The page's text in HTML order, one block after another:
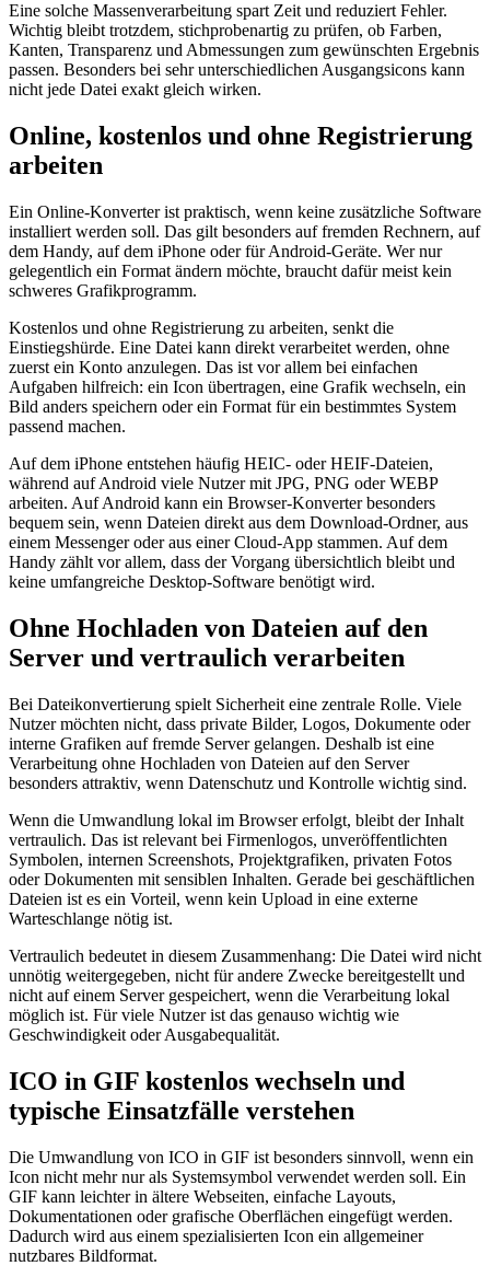
Eine solche Massenverarbeitung spart Zeit und reduziert Fehler.
Wichtig bleibt trotzdem, stichprobenartig zu prüfen, ob Farben,
Kanten, Transparenz und Abmessungen zum gewünschten Ergebnis
passen. Besonders bei sehr unterschiedlichen Ausgangsicons kann
nicht jede Datei exakt gleich wirken.
Online, kostenlos und ohne Registrierung
arbeiten
Ein Online-Konverter ist praktisch, wenn keine zusätzliche Software
installiert werden soll. Das gilt besonders auf fremden Rechnern, auf
dem Handy, auf dem iPhone oder für Android-Geräte. Wer nur
gelegentlich ein Format ändern möchte, braucht dafür meist kein
schweres Grafikprogramm.
Kostenlos und ohne Registrierung zu arbeiten, senkt die
Einstiegshürde. Eine Datei kann direkt verarbeitet werden, ohne
zuerst ein Konto anzulegen. Das ist vor allem bei einfachen
Aufgaben hilfreich: ein Icon übertragen, eine Grafik wechseln, ein
Bild anders speichern oder ein Format für ein bestimmtes System
passend machen.
Auf dem iPhone entstehen häufig HEIC- oder HEIF-Dateien,
während auf Android viele Nutzer mit JPG, PNG oder WEBP
arbeiten. Auf Android kann ein Browser-Konverter besonders
bequem sein, wenn Dateien direkt aus dem Download-Ordner, aus
einem Messenger oder aus einer Cloud-App stammen. Auf dem
Handy zählt vor allem, dass der Vorgang übersichtlich bleibt und
keine umfangreiche Desktop-Software benötigt wird.
Ohne Hochladen von Dateien auf den
Server und vertraulich verarbeiten
Bei Dateikonvertierung spielt Sicherheit eine zentrale Rolle. Viele
Nutzer möchten nicht, dass private Bilder, Logos, Dokumente oder
interne Grafiken auf fremde Server gelangen. Deshalb ist eine
Verarbeitung ohne Hochladen von Dateien auf den Server
besonders attraktiv, wenn Datenschutz und Kontrolle wichtig sind.
Wenn die Umwandlung lokal im Browser erfolgt, bleibt der Inhalt
vertraulich. Das ist relevant bei Firmenlogos, unveröffentlichten
Symbolen, internen Screenshots, Projektgrafiken, privaten Fotos
oder Dokumenten mit sensiblen Inhalten. Gerade bei geschäftlichen
Dateien ist es ein Vorteil, wenn kein Upload in eine externe
Warteschlange nötig ist.
Vertraulich bedeutet in diesem Zusammenhang: Die Datei wird nicht
unnötig weitergegeben, nicht für andere Zwecke bereitgestellt und
nicht auf einem Server gespeichert, wenn die Verarbeitung lokal
möglich ist. Für viele Nutzer ist das genauso wichtig wie
Geschwindigkeit oder Ausgabequalität.
ICO in GIF kostenlos wechseln und
typische Einsatzfälle verstehen
Die Umwandlung von ICO in GIF ist besonders sinnvoll, wenn ein
Icon nicht mehr nur als Systemsymbol verwendet werden soll. Ein
GIF kann leichter in ältere Webseiten, einfache Layouts,
Dokumentationen oder grafische Oberflächen eingefügt werden.
Dadurch wird aus einem spezialisierten Icon ein allgemeiner
nutzbares Bildformat.